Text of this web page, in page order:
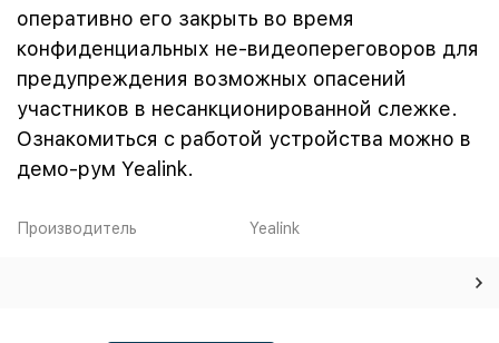
оперативно его закрыть во время
конфиденциальных не-видеопереговоров для
предупреждения возможных опасений
участников в несанкционированной слежке.
Ознакомиться с работой устройства можно в
демо-рум Yealink.
Производитель Yealink